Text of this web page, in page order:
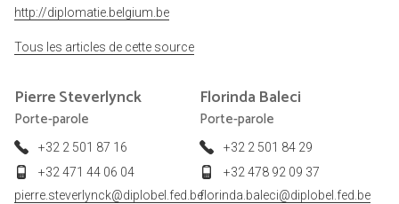
http://diplomatie.belgium.be
Tous les articles de cette source
PierreSteverlynck
Porte-parole
+32 2 501 87 16
+32 471 44 06 04
pierre.steverlynck@diplobel.fed.be
Florinda Baleci
Porte-parole
+32 2 501 84 29
+32 478 92 09 37
florinda.baleci@diplobel.fed.be